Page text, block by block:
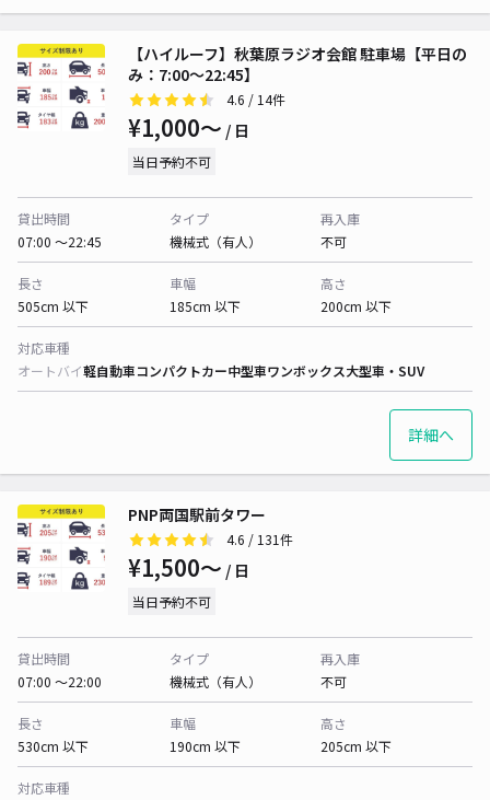
【ハイルーフ】秋葉原ラジオ会館 駐車場【平日の
み：7:00～22:45】
4.6 / 14件
¥1,000〜 / 日
当日予約不可
貸出時間
07:00 〜22:45
タイプ
機械式（有人）
再入庫
不可
長さ
505cm 以下
車幅
185cm 以下
高さ
200cm 以下
対応車種
オートバイ軽自動車コンパクトカー中型車ワンボックス大型車・SUV
詳細へ
PNP両国駅前タワー
4.6 / 131件
¥1,500〜 / 日
当日予約不可
貸出時間
07:00 〜22:00
タイプ
機械式（有人）
再入庫
不可
長さ
530cm 以下
車幅
190cm 以下
高さ
205cm 以下
対応車種